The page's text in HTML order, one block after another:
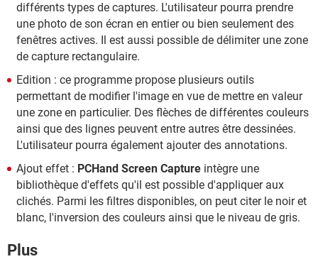
différents types de captures. L'utilisateur pourra prendre
une photo de son écran en entier ou bien seulement des
fenêtres actives. Il est aussi possible de délimiter une zone
de capture rectangulaire.
Edition : ce programme propose plusieurs outils
permettant de modifier l'image en vue de mettre en valeur
une zone en particulier. Des flèches de différentes couleurs
ainsi que des lignes peuvent entre autres être dessinées.
L'utilisateur pourra également ajouter des annotations.
Ajout effet : PCHand Screen Capture intègre une
bibliothèque d'effets qu'il est possible d'appliquer aux
clichés. Parmi les filtres disponibles, on peut citer le noir et
blanc, l'inversion des couleurs ainsi que le niveau de gris.
Plus